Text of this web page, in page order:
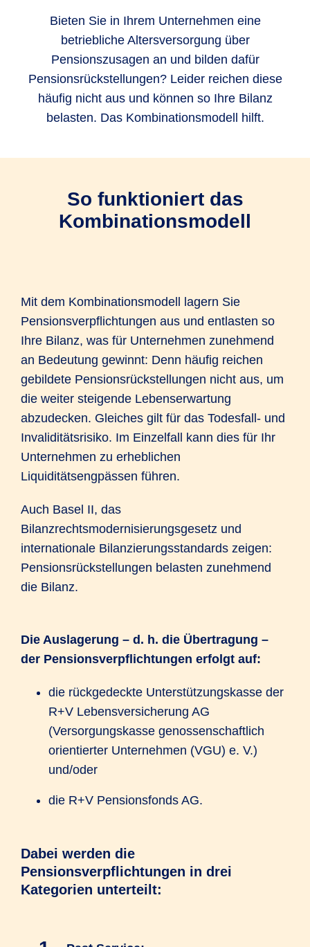
Bieten Sie in Ihrem Unternehmen eine
betriebliche Altersversorgung über
Pensionszusagen an und bilden dafür
Pensionsrückstellungen? Leider reichen diese
häufig nicht aus und können so Ihre Bilanz
belasten. Das Kombinationsmodell hilft.
So funktioniert das
Kombinationsmodell
Mit dem Kombinationsmodell lagern Sie
Pensionsverpflichtungen aus und entlasten so
Ihre Bilanz, was für Unternehmen zunehmend
an Bedeutung gewinnt: Denn häufig reichen
gebildete Pensionsrückstellungen nicht aus, um
die weiter steigende Lebenserwartung
abzudecken. Gleiches gilt für das Todesfall- und
Invaliditätsrisiko. Im Einzelfall kann dies für Ihr
Unternehmen zu erheblichen
Liquiditätsengpässen führen.
Auch Basel II, das
Bilanzrechtsmodernisierungsgesetz und
internationale Bilanzierungsstandards zeigen:
Pensionsrückstellungen belasten zunehmend
die Bilanz.
Die Auslagerung – d. h. die Übertragung –
der Pensionsverpflichtungen erfolgt auf:
die rückgedeckte Unterstützungskasse der
R+V Lebensversicherung AG
(Versorgungskasse genossenschaftlich
orientierter Unternehmen (VGU) e. V.)
und/oder
die R+V Pensionsfonds AG.
Dabei werden die
Pensionsverpflichtungen in drei
Kategorien unterteilt: